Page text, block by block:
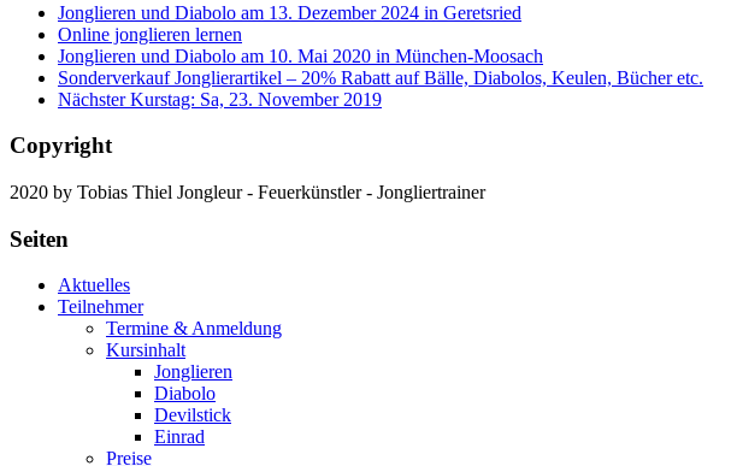
Jonglieren und Diabolo am 13. Dezember 2024 in Geretsried
Online jonglieren lernen
Jonglieren und Diabolo am 10. Mai 2020 in München-Moosach
Sonderverkauf Jonglierartikel – 20% Rabatt auf Bälle, Diabolos, Keulen, Bücher etc.
Nächster Kurstag: Sa, 23. November 2019
Copyright
2020 by Tobias Thiel Jongleur - Feuerkünstler - Jongliertrainer
Seiten
Aktuelles
Teilnehmer
Termine & Anmeldung
Kursinhalt
Jonglieren
Diabolo
Devilstick
Einrad
Preise